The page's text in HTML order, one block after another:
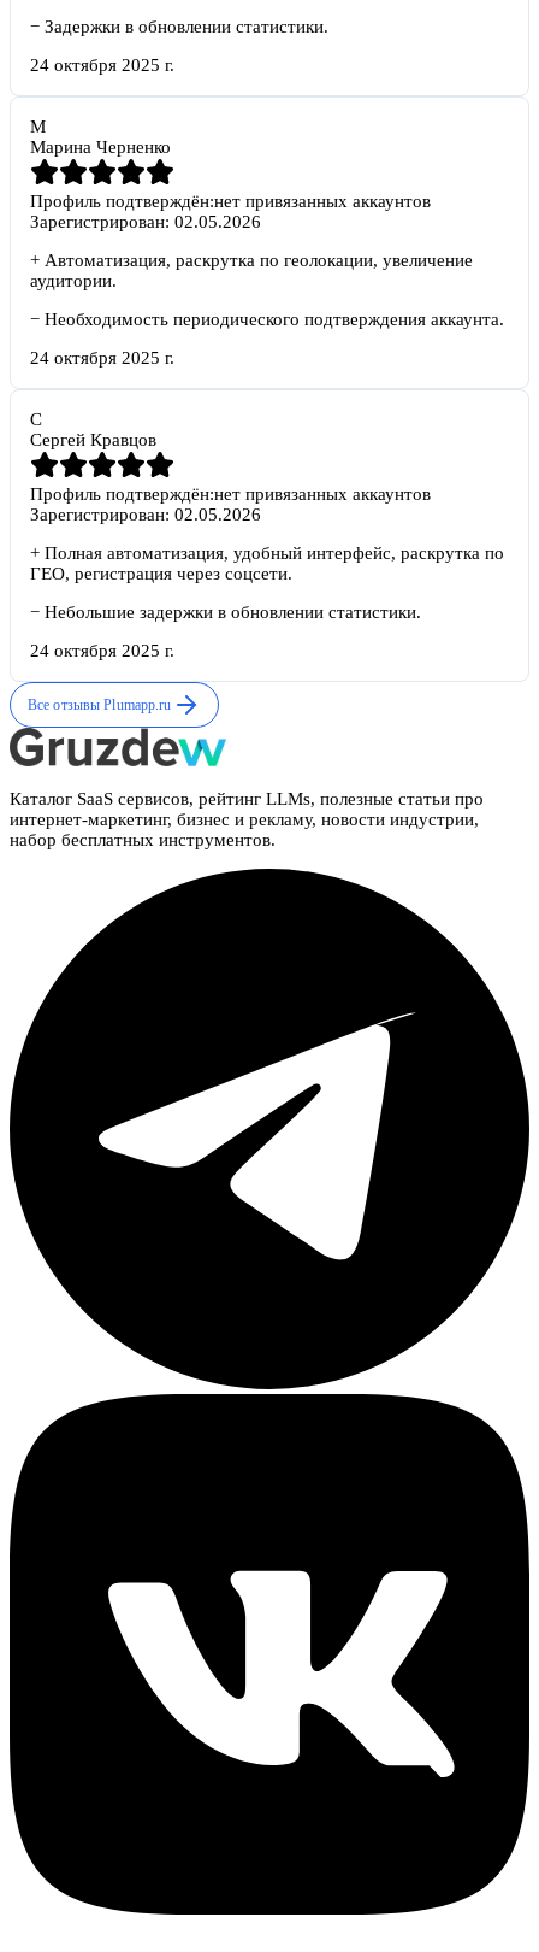
− Задержки в обновлении статистики.
24 октября 2025 г.
М
Марина Черненко
Профиль подтверждён:нет привязанных аккаунтов
Зарегистрирован: 02.05.2026
+ Автоматизация, раскрутка по геолокации, увеличение
аудитории.
− Необходимость периодического подтверждения аккаунта.
24 октября 2025 г.
С
Сергей Кравцов
Профиль подтверждён:нет привязанных аккаунтов
Зарегистрирован: 02.05.2026
+ Полная автоматизация, удобный интерфейс, раскрутка по
ГЕО, регистрация через соцсети.
− Небольшие задержки в обновлении статистики.
24 октября 2025 г.
Все отзывыPlumapp.ru
Каталог SaaS сервисов, рейтинг LLMs, полезные статьи про
интернет-маркетинг, бизнес и рекламу, новости индустрии,
набор бесплатных инструментов.